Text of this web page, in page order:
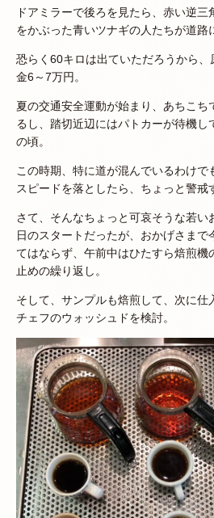
ドアミラーで後ろを見たら、赤い逆三
をかぶった青いツナギの人たちが道路
恐らく60キロは出ていただろうから
金6～7万円。
夏の交通安全運動が始まり、あちこち
るし、踏切近辺にはパトカーが待機し
の頃。
この時期、特に道が混んでいるわけで
スピードを落としたら、ちょっと警戒
さて、そんなちょっと可哀そうな若い
日のスタートだったが、おかげさまで
てはならず、午前中はひたすら焙煎機
止めの繰り返し。
そして、サンプルも焙煎して、次に仕
チェフのウォッシュドを検討。